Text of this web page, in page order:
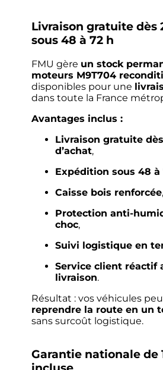
Livraison gratuite dès
sous 48 à 72 h
FMU gère un stock
moteurs M9T704
disponibles pour une
dans toute la France
Avantages inclus :
Livraison gratuite
d’achat,
Expédition sous 48 à
Caisse bois renforcée,
Protection anti-
choc,
Suivi logistique en
Service client réactif
livraison.
Résultat : vos véhicules
reprendre la route en un
sans surcoût logistique.
Garantie nationale de